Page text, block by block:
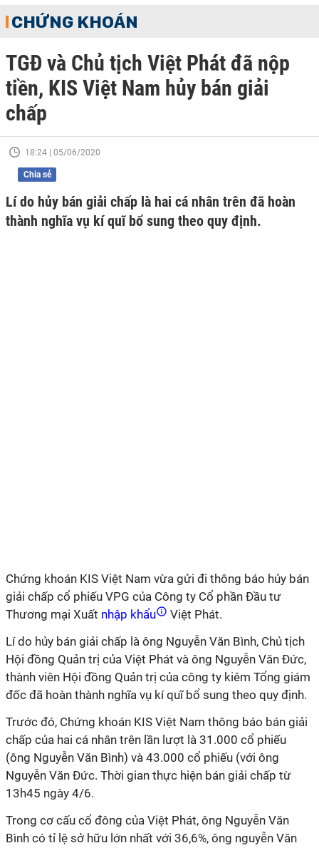
CHỨNG KHOÁN
TGĐ và Chủ tịch Việt Phát đã nộp
tiền, KIS Việt Nam hủy bán giải
chấp
18:24 | 05/06/2020
Chia sẻ
Lí do hủy bán giải chấp là hai cá nhân trên đã hoàn
thành nghĩa vụ kí quĩ bổ sung theo quy định.
Chứng khoán KIS Việt Nam vừa gửi đi thông báo hủy bán
giải chấp cổ phiếu VPG của Công ty Cổ phần Đầu tư
Thương mại Xuất nhập khẩu
Việt Phát.
Lí do hủy bán giải chấp là ông Nguyễn Văn Bình, Chủ tịch
Hội đồng Quản trị của Việt Phát và ông Nguyễn Văn Đức,
thành viên Hội đồng Quản trị của công ty kiêm Tổng giám
đốc đã hoàn thành nghĩa vụ kí quĩ bổ sung theo quy định.
Trước đó, Chứng khoán KIS Việt Nam thông báo bán giải
chấp của hai cá nhân trên lần lượt là 31.000 cổ phiếu
(ông Nguyễn Văn Bình) và 43.000 cổ phiếu (với ông
Nguyễn Văn Đức. Thời gian thực hiện bán giải chấp từ
13h45 ngày 4/6.
Trong cơ cấu cổ đông của Việt Phát, ông Nguyễn Văn
Bình có tỉ lệ sở hữu lớn nhất với 36,6%, ông nguyễn Văn